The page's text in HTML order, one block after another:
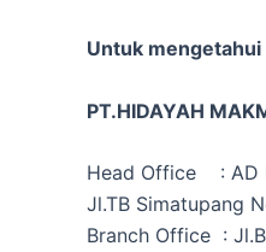
Untuk
PT.HIDAYAH
Head Office : AD
Jl.TB Simatupang
Branch Office :